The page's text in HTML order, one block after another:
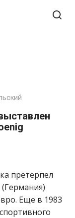
претерпел
Еще в 1983